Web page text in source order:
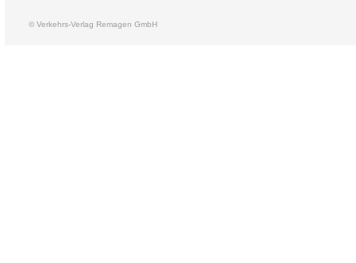
© Verkehrs-Verlag Remagen GmbH